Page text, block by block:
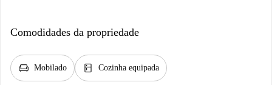
Comodidades da propriedade
chair Mobilado kitchen Cozinha equipada